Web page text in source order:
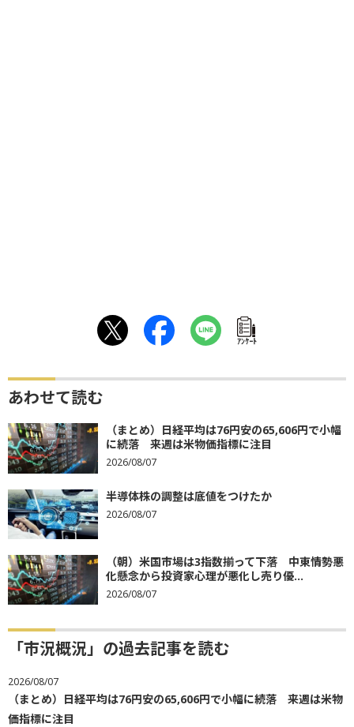
ｱﾝｹｰﾄ
あわせて読む
（まとめ）日経平均は76円安の65,606円で小幅
に続落 来週は米物価指標に注目
2026/08/07
半導体株の調整は底値をつけたか
2026/08/07
（朝）米国市場は3指数揃って下落 中東情勢悪
化懸念から投資家心理が悪化し売り優...
2026/08/07
「市況概況」の過去記事を読む
2026/08/07
（まとめ）日経平均は76円安の65,606円で小幅に続落 来週は米物
価指標に注目